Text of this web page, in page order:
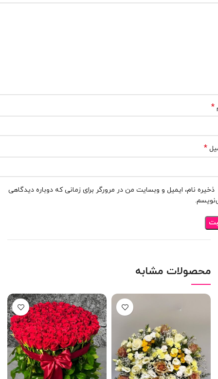
*
*
ذخیره نام، ایمیل و وبسایت من در مرورگر برای زمانی که دوباره دیدگاهی
محصولات مشابه